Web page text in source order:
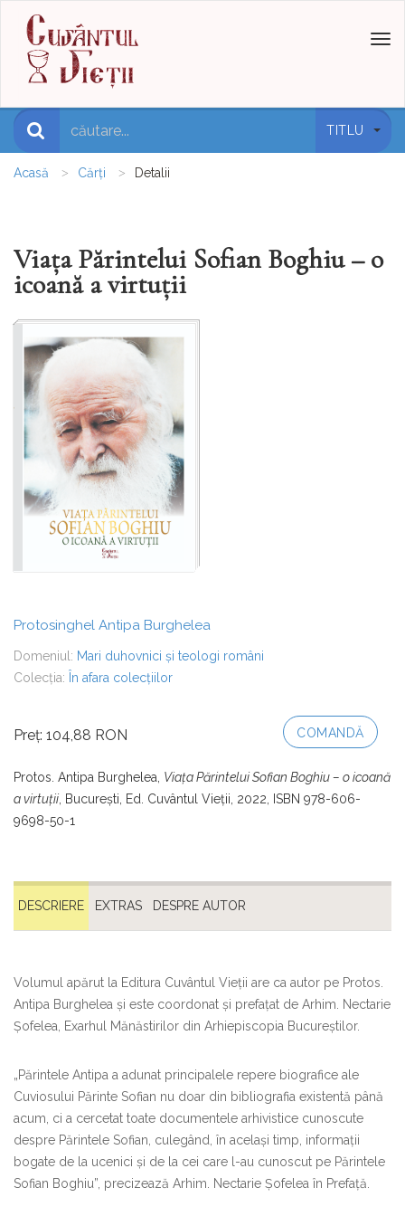
TITLU
Acasă Cărți Detalii
Viața Părintelui Sofian Boghiu – o
icoană a virtuții
Protosinghel Antipa Burghelea
Domeniul: Mari duhovnici și teologi români
Colecția: În afara colecțiilor
Preț: 104,88 RON COMANDĂ
Protos. Antipa Burghelea, Viaţa Părintelui Sofian Boghiu – o icoană
a virtuţii , Bucureşti, Ed. Cuvântul Vieţii, 2022, ISBN 978-606-
9698-50-1
DESCRIERE EXTRAS DESPRE AUTOR
Volumul apărut la Editura Cuvântul Vieții are ca autor pe Protos.
Antipa Burghelea și este coordonat și prefațat de Arhim. Nectarie
Șofelea, Exarhul Mănăstirilor din Arhiepiscopia Bucureștilor.
„Părintele Antipa a adunat principalele repere biografice ale
Cuviosului Părinte Sofian nu doar din bibliografia existentă până
acum, ci a cercetat toate documentele arhivistice cunoscute
despre Părintele Sofian, culegând, în același timp, informații
bogate de la ucenici și de la cei care l-au cunoscut pe Părintele
Sofian Boghiu”, precizează Arhim. Nectarie Șofelea în Prefață.